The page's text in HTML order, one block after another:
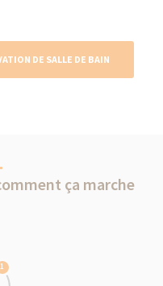
DE SALLE DE BAIN
ça marche
1